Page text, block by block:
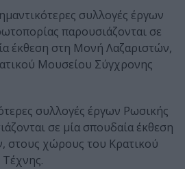
συλλογές έργων
παρουσιάζονται σε
έκθεση στη Μονή Λαζαριστών,
Μουσείου Σύγχρονης
συλλογές έργων Ρωσικής
σε μία σπουδαία έκθεση
στους χώρους του Κρατικού